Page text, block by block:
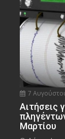
7
Αιτήσεις
Μαρτίου